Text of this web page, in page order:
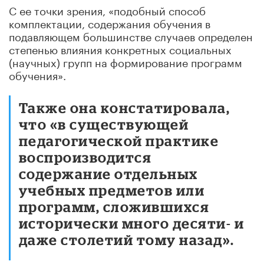
С ее точки зрения, «подобный способ
комплектации, содержания обучения в
подавляющем большинстве случаев определен
степенью влияния конкретных социальных
(научных) групп на формирование программ
обучения».
Также она констатировала,
что «в существующей
педагогической практике
воспроизводится
содержание отдельных
учебных предметов или
программ, сложившихся
исторически много десяти- и
даже столетий тому назад».